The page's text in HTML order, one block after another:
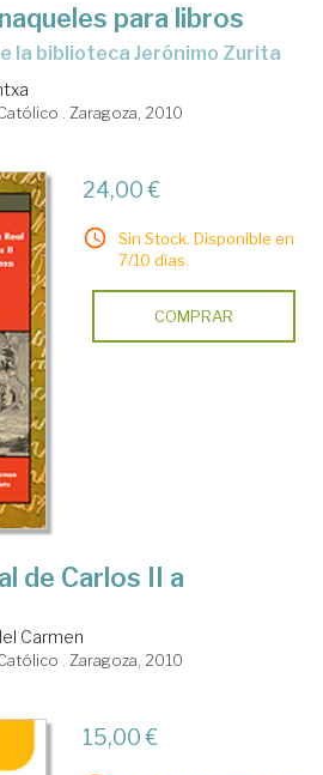
para libros
la biblioteca Jerónimo Zurita
. Zaragoza, 2010
24,00 €
Sin Stock. Disponible en
7/10 días.
COMPRAR
de Carlos II a
Carmen
. Zaragoza, 2010
15,00 €